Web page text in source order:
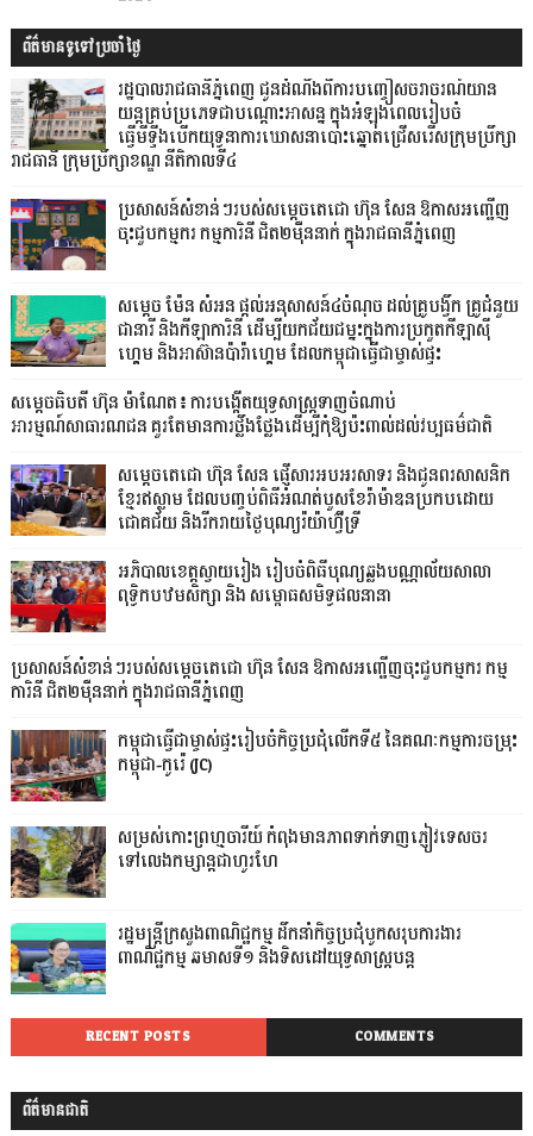
ព័ត៌មានទូទៅប្រចាំថ្ងៃ
រដ្ឋបាលរាជធានីភ្នំពេញ ជូនដំណឹងពីការបញ្ចៀសចរាចរណ៍យាន
យន្តគ្រប់ប្រភេទជាបណ្តោះអាសន្ន ក្នុងអំឡុងពេលរៀបចំ
ធ្វើមីទ្ទីងបើកយុទ្ធនាការឃោសនាបោះឆ្នោតជ្រើសរើសក្រុមប្រឹក្សា
រាជធានី ក្រុមប្រឹក្សាខណ្ឌ នីតិកាលទី៤
ប្រសាសន៍សំខាន់ៗរបស់សម្តេចតេជោ ហ៊ុន សែន ឱកាសអញ្ជើញ
ចុះជួបកម្មករ កម្មការិនី ជិត២ម៉ឺននាក់ ក្នុងរាជធានីភ្នំពេញ
សម្តេច ម៉ែន សំអន ផ្តល់អនុសាសន៍៤ចំណុច ដល់គ្រូបង្វឹក គ្រូជំនួយ
ជានារី និងកីឡាការិនី ដើម្បីយកជ័យជម្នះក្នុងការប្រកួតកីឡាស៊ី
ហ្គេម និងអាស៊ានប៉ារ៉ាហ្គេម ដែលកម្ពុជាធ្វើជាម្ចាស់ផ្ទះ
សម្តេចធិបតី ហ៊ុន ម៉ាណែត៖ ការបង្កើតយុទ្ធសាស្ត្រទាញចំណាប់
អារម្មណ៍សាធារណជន គួរតែមានការថ្លឹងថ្លែងដើម្បីកុំឱ្យប៉ះពាល់ដល់វប្បធម៌ជាតិ
សម្ដេចតេជោ ហ៊ុន សែន ផ្ញើសារអបអរសាទរ និងជូនពរសាសនិក
ខ្មែរឥស្លាម ដែលបញ្ចប់ពិធីអំណត់បួសខែរ៉ាម៉ាឌនប្រកបដោយ
ជោគជ័យ និងរីករាយថ្ងៃបុណ្យរ៉យ៉ាហ៊្វីទ្រី
អភិបាលខេត្តស្វាយរៀង រៀបចំពិធីបុណ្យឆ្លងបណ្ណាល័យសាលា
ពុទ្ធិកបឋមសិក្សា និង សម្ពោធសមិទ្ធផលនានា
ប្រសាសន៍សំខាន់ៗរបស់សម្តេចតេជោ ហ៊ុន សែន ឱកាសអញ្ជើញចុះជួបកម្មករ កម្ម
ការិនី ជិត២ម៉ឺននាក់ ក្នុងរាជធានីភ្នំពេញ
កម្ពុជាធ្វើជាម្ចាស់ផ្ទះរៀបចំកិច្ចប្រជុំលើកទី៥ នៃគណៈកម្មការចម្រុះ
កម្ពុជា-កូរ៉េ (JC)
សម្រស់កោះព្រហ្មចារីយ៍ កំពុងមានភាពទាក់ទាញភ្ញៀវទេសចរ
ទៅលេងកម្សាន្តជាហូរហែ
រដ្ឋមន្ត្រីក្រសួងពាណិជ្ជកម្ម ដឹកនាំកិច្ចប្រជុំបូកសរុបការងារ
ពាណិជ្ជកម្ម ឆមាសទី១ និងទិសដៅយុទ្ធសាស្រ្តបន្ត
RECENT POSTS COMMENTS
ព័ត៌មានជាតិ